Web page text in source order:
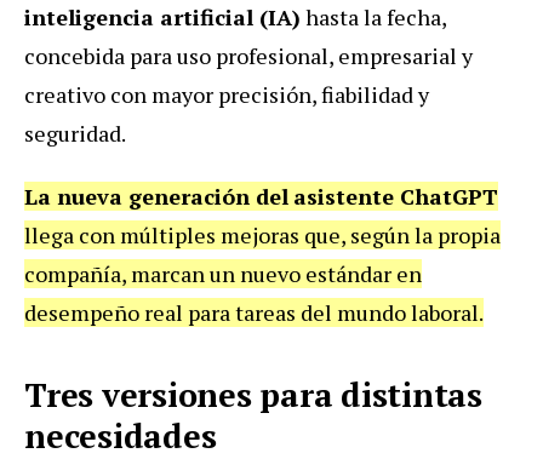
inteligencia artificial (IA) hasta la fecha,
concebida para uso profesional, empresarial y
creativo con mayor precisión, fiabilidad y
seguridad.
La nueva generación del asistente ChatGPT
llega con múltiples mejoras que, según la propia
compañía, marcan un nuevo estándar en
desempeño real para tareas del mundo laboral.
Tres versiones para distintas
necesidades